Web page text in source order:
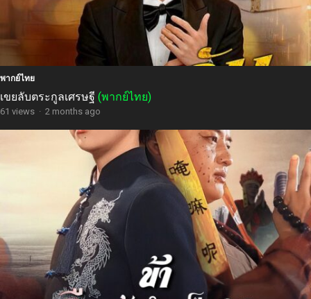
พากย์ไทย
เขยลับตระกูลเศรษฐี (พากย์ไทย)
61 views · 2 months ago